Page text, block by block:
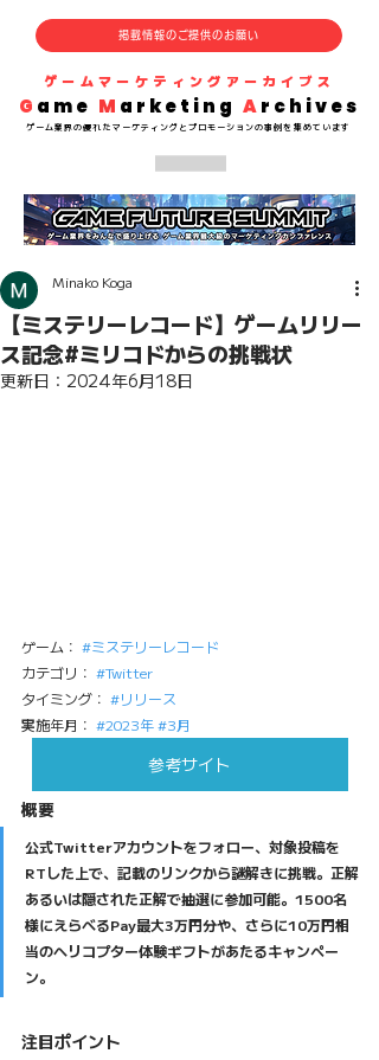
G ame M arketing Archives
​ゲーム業界の優れた マーケティングとプロモーションの事例を集めています
掲載情報のご提供のお願い
​ゲームマーケティングアーカイブス
【ミステリーレコード】ゲームリリー
ス記念#ミリコドからの挑戦状
Minako Koga
更新日： 2024年6月18日
ゲーム： #ミステリーレコード
カテゴリ： #Twitter
タイミング： #リリース
実施年月： #2023年#3月
参考サイト
概要
公式Twitterアカウントをフォロー、対象投稿を
RTした上で、記載のリンクから謎解きに挑戦。正解
あるいは隠された正解で抽選に参加可能。1500名
様にえらべるPay最大3万円分や、さらに10万円相
当のヘリコプター体験ギフトがあたるキャンペー
ン。
注目ポイント